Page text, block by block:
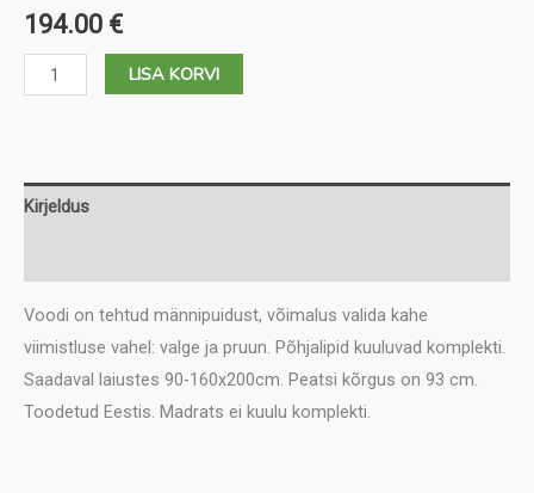
194.00 €
Sami
180x200
LISA KORVI
Kirjeldus
Voodi on tehtud männipuidust, võimalus valida kahe
viimistluse vahel: valge ja pruun. Põhjalipid kuuluvad komplekti.
Saadaval laiustes 90-160x200cm. Peatsi kõrgus on 93 cm.
Toodetud Eestis. Madrats ei kuulu komplekti.